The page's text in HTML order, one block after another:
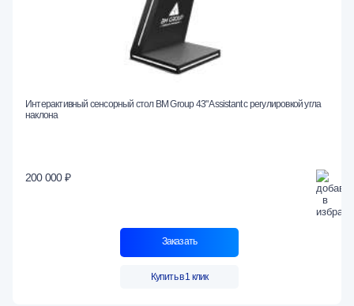
Интерактивный сенсорный стол BM Group 43" Assistant с регулировкой угла
наклона
200 000 ₽
Заказать
Купить в 1 клик